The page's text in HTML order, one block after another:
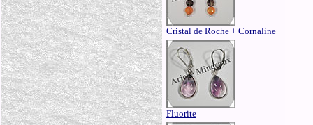
Cristal de Roche + Cornaline
Fluorite